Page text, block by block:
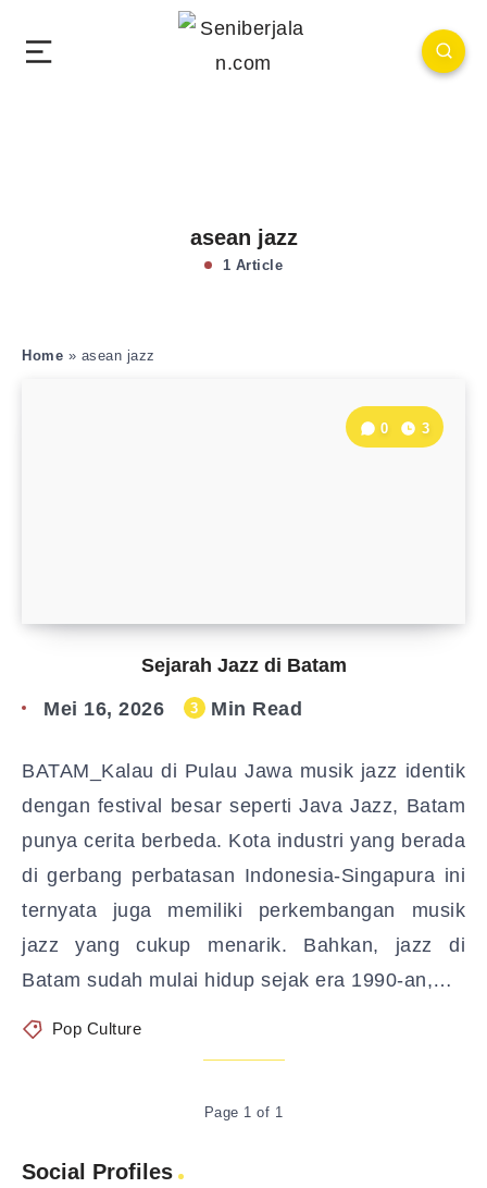
asean jazz
1 Article
Home » asean jazz
Sejarah Jazz di Batam
0 3
Mei 16, 2026 3 Min Read
BATAM_Kalau di Pulau Jawa musik jazz identik
dengan festival besar seperti Java Jazz, Batam
punya cerita berbeda. Kota industri yang berada
di gerbang perbatasan Indonesia-Singapura ini
ternyata juga memiliki perkembangan musik
jazz yang cukup menarik. Bahkan, jazz di
Batam sudah mulai hidup sejak era 1990-an,…
Pop Culture
Page 1 of 1
Social Profiles